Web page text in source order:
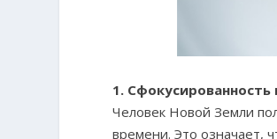
1.
Человек Новой Земли
времени. Это означает,